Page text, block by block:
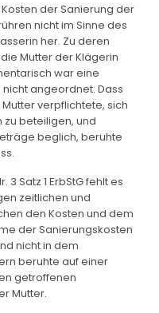
der Sanierung der
nicht im Sinne des
her. Zu deren
Mutter der Klägerin
war eine
angeordnet. Dass
verpflichtete, sich
beteiligen, und
beglich, beruhte
3 Satz 1 ErbStG fehlt es
zeitlichen und
den Kosten und dem
der Sanierungskosten
nicht in dem
beruhte auf einer
getroffenen
Mutter.